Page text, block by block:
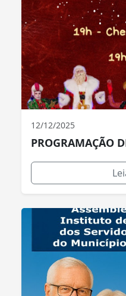
12/12/2025
PROGRAMAÇÃO